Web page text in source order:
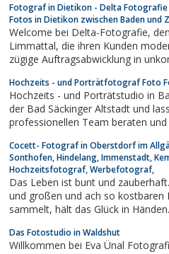
Foto-Dokumentationen von
Hauptversammlungen,
Fotograf in Dietikon - Delta
Fotos in Dietikon zwischen Baden und
Welcome bei Delta-Fotografie, den Fotografen in Dietikon /
Limmattal, die ihren Kunden moderne und sorgfältige Fotografie,
zügige Auftragsabwicklung in
unseren Foto-Shooting und
Hochzeits - und Porträtfotograf Foto
Hochzeits - und Porträtstudio in
der Bad Säckinger Altstadt und
professionellen Team beraten
Cocett- Fotograf in Oberstdorf im
Sonthofen, Hindelang, Immenstadt,
Hochzeitsfotograf, Werbefotograf,
Das Leben ist bunt und
und großen und ach so kostbaren
sammelt, hält das Glück in Händen.cocett - Hochzeits Fotograf
Das Fotostudio in Waldshut
Willkommen bei Eva Ünal